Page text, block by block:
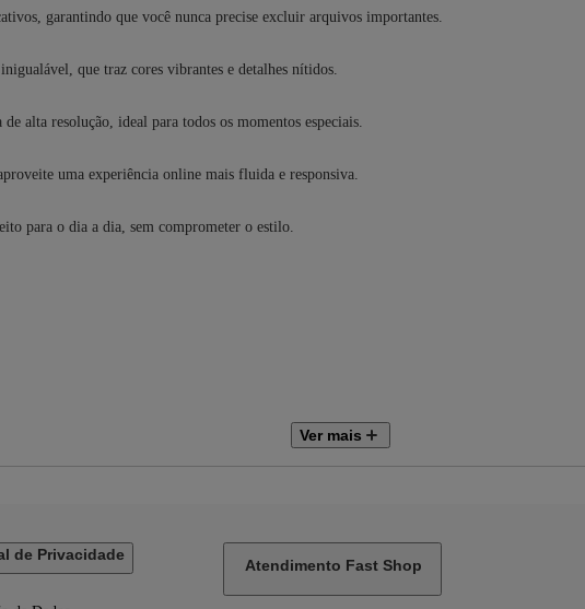
garantindo que você nunca precise excluir arquivos importantes.
que traz cores vibrantes e detalhes nítidos.
alta resolução, ideal para todos os momentos especiais.
uma experiência online mais fluida e responsiva.
para o dia a dia, sem comprometer o estilo.
em contato com a sua operadora)
Ver mais
de Privacidade
Atendimento Fast Shop